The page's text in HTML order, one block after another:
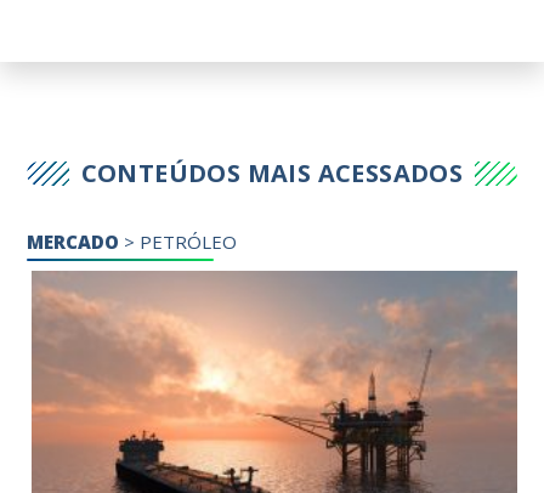
CONTEÚDOS MAIS ACESSADOS
MERCADO > PETRÓLEO